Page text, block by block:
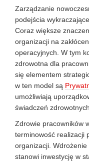
Zarządzanie
podejścia
Coraz większe
organizacji na
operacyjnych. W tym
zdrowotna dla
się elementem
w ten model są
umożliwiają
świadczeń zdrowotnych.
Zdrowie pracowników
terminowość realizacji
organizacji.
stanowi inwestycję w